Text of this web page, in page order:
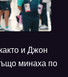
и Джон
минаха по